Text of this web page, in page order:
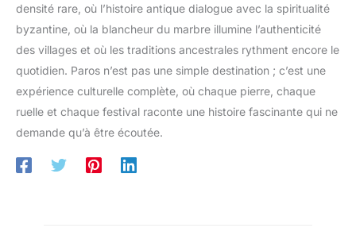
densité rare, où l’histoire antique dialogue avec la spiritualité
byzantine, où la blancheur du marbre illumine l’authenticité
des villages et où les traditions ancestrales rythment encore le
quotidien. Paros n’est pas une simple destination ; c’est une
expérience culturelle complète, où chaque pierre, chaque
ruelle et chaque festival raconte une histoire fascinante qui ne
demande qu’à être écoutée.